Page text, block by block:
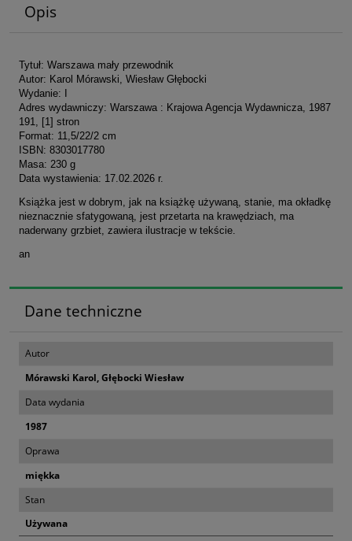
Opis
Tytuł: Warszawa mały przewodnik
Autor: Karol Mórawski, Wiesław Głębocki
Wydanie: I
Adres wydawniczy: Warszawa : Krajowa Agencja Wydawnicza, 1987
191, [1] stron
Format: 11,5/22/2 cm
ISBN: 8303017780
Masa: 230 g
Data wystawienia: 17.02.2026 r.
Książka jest w dobrym, jak na książkę używaną, stanie, ma okładkę
nieznacznie sfatygowaną, jest przetarta na krawędziach, ma
naderwany grzbiet, zawiera ilustracje w tekście.
an
Dane techniczne
Autor
Mórawski Karol, Głębocki Wiesław
Data wydania
1987
Oprawa
miękka
Stan
Używana